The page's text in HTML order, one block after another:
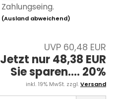
Zahlungseing.
(Ausland abweichend)
UVP 60,48 EUR
Jetzt nur 48,38 EUR
Sie sparen.... 20%
inkl. 19% MwSt. zzgl.Versand